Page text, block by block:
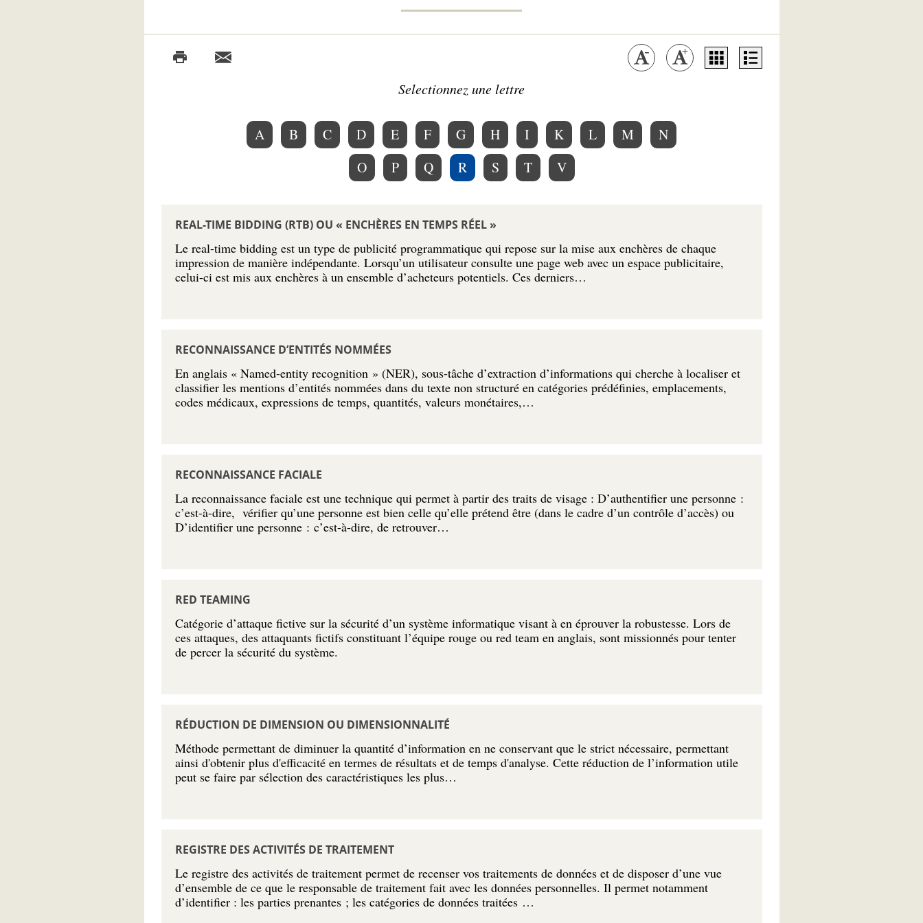
Selectionnez une lettre
A B C D E F G H I K L M
N
O
P Q R S T V
REAL-TIME BIDDING (RTB) OU « ENCHÈRES EN TEMPS RÉEL »
Le real-time bidding est un type de publicité programmatique qui repose sur la mise aux enchères de chaque
impression de manière indépendante. Lorsqu’un utilisateur consulte une page web avec un espace publicitaire,
celui-ci est mis aux enchères à un ensemble d’acheteurs potentiels. Ces derniers…
RECONNAISSANCE D’ENTITÉS NOMMÉES
En anglais « Named-entity recognition » (NER), sous-tâche d’extraction d’informations qui cherche à localiser et
classifier les mentions d’entités nommées dans du texte non structuré en catégories prédéfinies, emplacements,
codes médicaux, expressions de temps, quantités, valeurs monétaires,…
RECONNAISSANCE FACIALE
La reconnaissance faciale est une technique qui permet à partir des traits de visage : D’authentifier une personne :
c’est-à-dire, vérifier qu’une personne est bien celle qu’elle prétend être (dans le cadre d’un contrôle d’accès) ou
D’identifier une personne : c’est-à-dire, de retrouver…
RED TEAMING
Catégorie d’attaque fictive sur la sécurité d’un système informatique visant à en éprouver la robustesse. Lors de
ces attaques, des attaquants fictifs constituant l’équipe rouge ou red team en anglais, sont missionnés pour tenter
de percer la sécurité du système.
RÉDUCTION DE DIMENSION OU DIMENSIONNALITÉ
Méthode permettant de diminuer la quantité d’information en ne conservant que le strict nécessaire, permettant
ainsi d'obtenir plus d'efficacité en termes de résultats et de temps d'analyse. Cette réduction de l’information utile
peut se faire par sélection des caractéristiques les plus…
REGISTRE DES ACTIVITÉS DE TRAITEMENT
Le registre des activités de traitement permet de recenser vos traitements de données et de disposer d’une vue
d’ensemble de ce que le responsable de traitement fait avec les données personnelles. Il permet notamment
d’identifier : les parties prenantes ; les catégories de données traitées …